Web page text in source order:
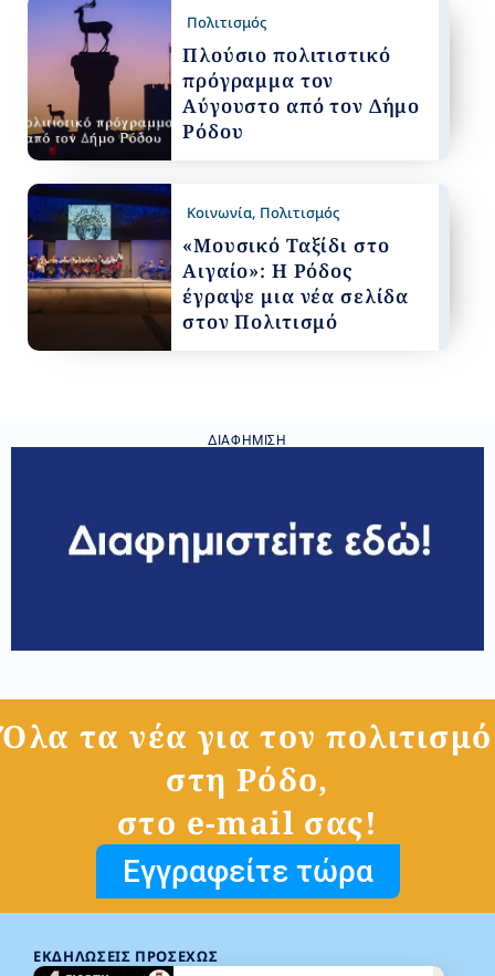
Πολιτισμός
Πλούσιο πολιτιστικό
πρόγραμμα τον
Αύγουστο από τον Δήμο
Ρόδου
Κοινωνία, Πολιτισμός
«Μουσικό Ταξίδι στο
Αιγαίο»: Η Ρόδος
έγραψε μια νέα σελίδα
στον Πολιτισμό
ΔΙΑΦΉΜΙΣΗ
Όλα τα νέα για τον πολιτισμό
στη Ρόδο,
στο e-mail σας!
Εγγραφείτε τώρα
ΕΚΔΗΛΏΣΕΙΣ ΠΡΟΣΕΧΏΣ